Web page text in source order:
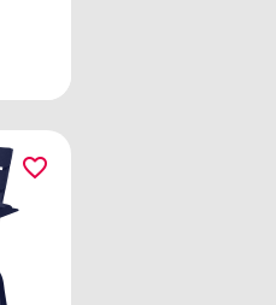
favorite_border